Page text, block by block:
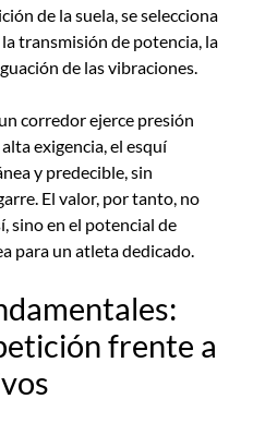
de la suela, se selecciona
transmisión de potencia, la
de las vibraciones.
corredor ejerce presión
exigencia, el esquí
y predecible, sin
El valor, por tanto, no
sino en el potencial de
para un atleta dedicado.
frente a